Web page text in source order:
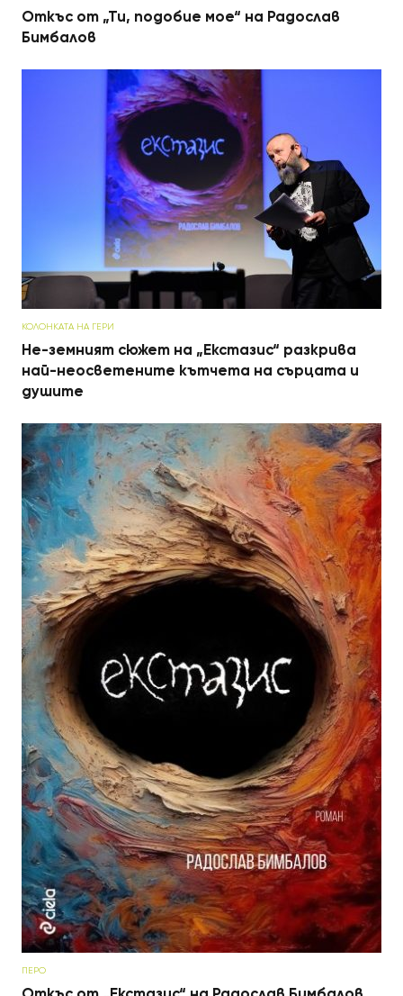
Откъс от „Ти, подобие мое“ на Радослав
Бимбалов
КОЛОНКАТА НА ГЕРИ
Не-земният сюжет на „Екстазис“ разкрива
най-неосветените кътчета на сърцата и
душите
ПЕРО